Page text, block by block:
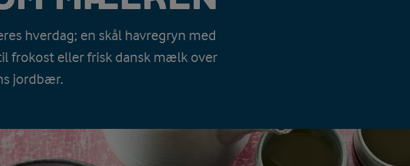
hverdag; en skål havregryn med
frokost eller frisk dansk mælk over
jordbær.